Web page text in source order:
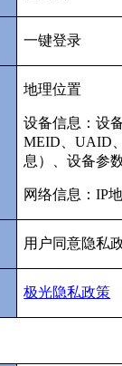
一键登录
地理位置
设备信息：设
MEID 、UAID
息）、设备参
网络信息：IP
用户同意隐私
极光隐私政策